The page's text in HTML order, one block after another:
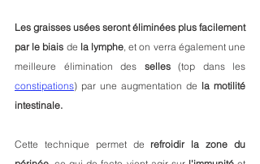
Les graisses usées seront éliminées plus facilement
par le biais de la lymphe, et on verra également une
meilleure élimination des selles
constipations) par une augmentation de la motilité
intestinale.
Cette technique permet de refroidir la zone du